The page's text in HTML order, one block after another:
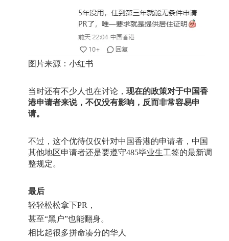
图片来源：小红书
当时还有不少人也在讨论， 现在的政策对于中国香
港申请者来说，不仅没有影响，反而非常容易申
请。
不过，这个优待仅仅针对中国香港的申请者，中国
其他地区申请者还是要遵守485毕业生工签的最新调
整规定。
最后
轻轻松松拿下PR ，
甚至“黑户”也能翻身。
相比起很多拼命凑分的华人